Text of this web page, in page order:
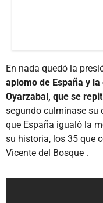
En nada quedó la
aplomo de España y
Oyarzabal, que se
segundo culminase su
que España igualó la
su historia, los 35 que
Vicente del Bosque .